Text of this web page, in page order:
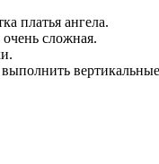
платья ангела.
сложная.
выполнить